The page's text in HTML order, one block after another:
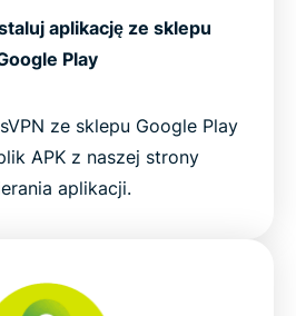
aplikację ze sklepu
Play
ze sklepu Google Play
APK z naszej strony
aplikacji.